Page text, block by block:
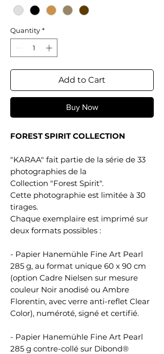
Quantity *
Add to Cart
Buy Now
FOREST SPIRIT COLLECTION
"KARAA" fait partie de la série de 33
photographies de la
Collection "Forest Spirit".
Cette photographie est limitée à 30
tirages.
Chaque exemplaire est imprimé sur
deux formats possibles :
- Papier Hanemühle Fine Art Pearl
285 g, au format unique 60 x 90 cm
(option Cadre Nielsen sur mesure
couleur Noir anodisé ou Ambre
Florentin, avec verre anti-reflet Clear
Color), numéroté, signé et certifié.
- Papier Hanemühle Fine Art Pearl
285 g contre-collé sur Dibond®